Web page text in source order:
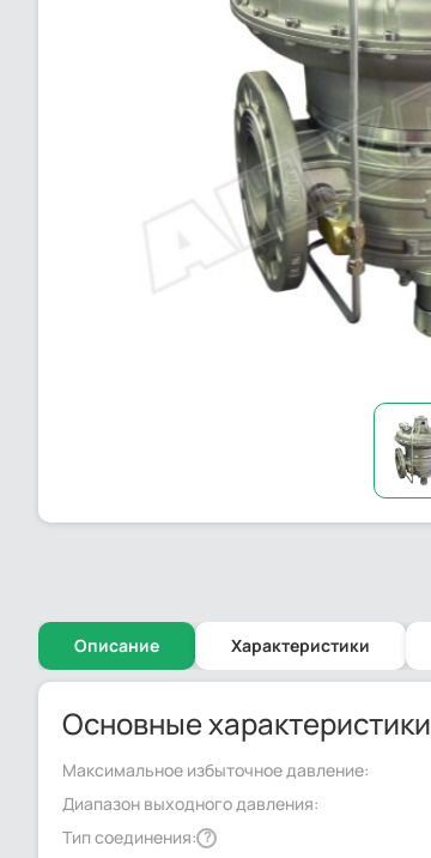
Описание Характеристики
Основные характеристики
Максимальное избыточное давление:
Диапазон выходного давления:
Тип соединения: ?